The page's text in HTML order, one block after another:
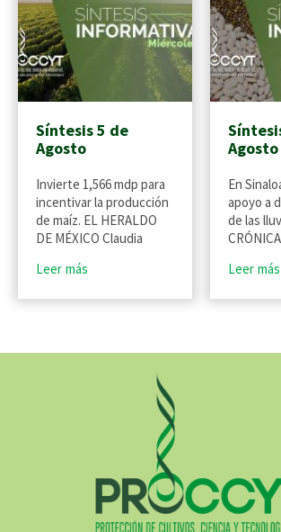
Síntesis 5 de
Agosto
Invierte 1,566 mdp para
incentivar la producción
de maíz. EL HERALDO
DE MÉXICO Claudia
Leer más
Agosto
En
apoyo a
de las
Leer más